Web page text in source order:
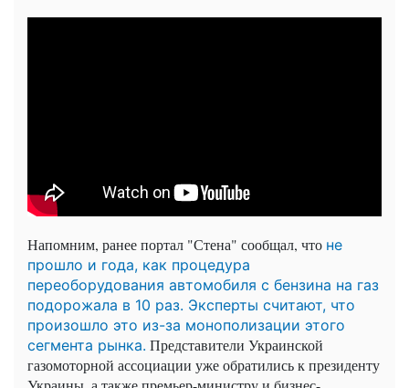
Напомним, ранее портал "Стена" сообщал, что не
прошло и года, как процедура
переоборудования автомобиля с бензина на газ
подорожала в 10 раз. Эксперты считают, что
произошло это из-за монополизации этого
сегмента рынка. Представители Украинской
газомоторной ассоциации уже обратились к президенту